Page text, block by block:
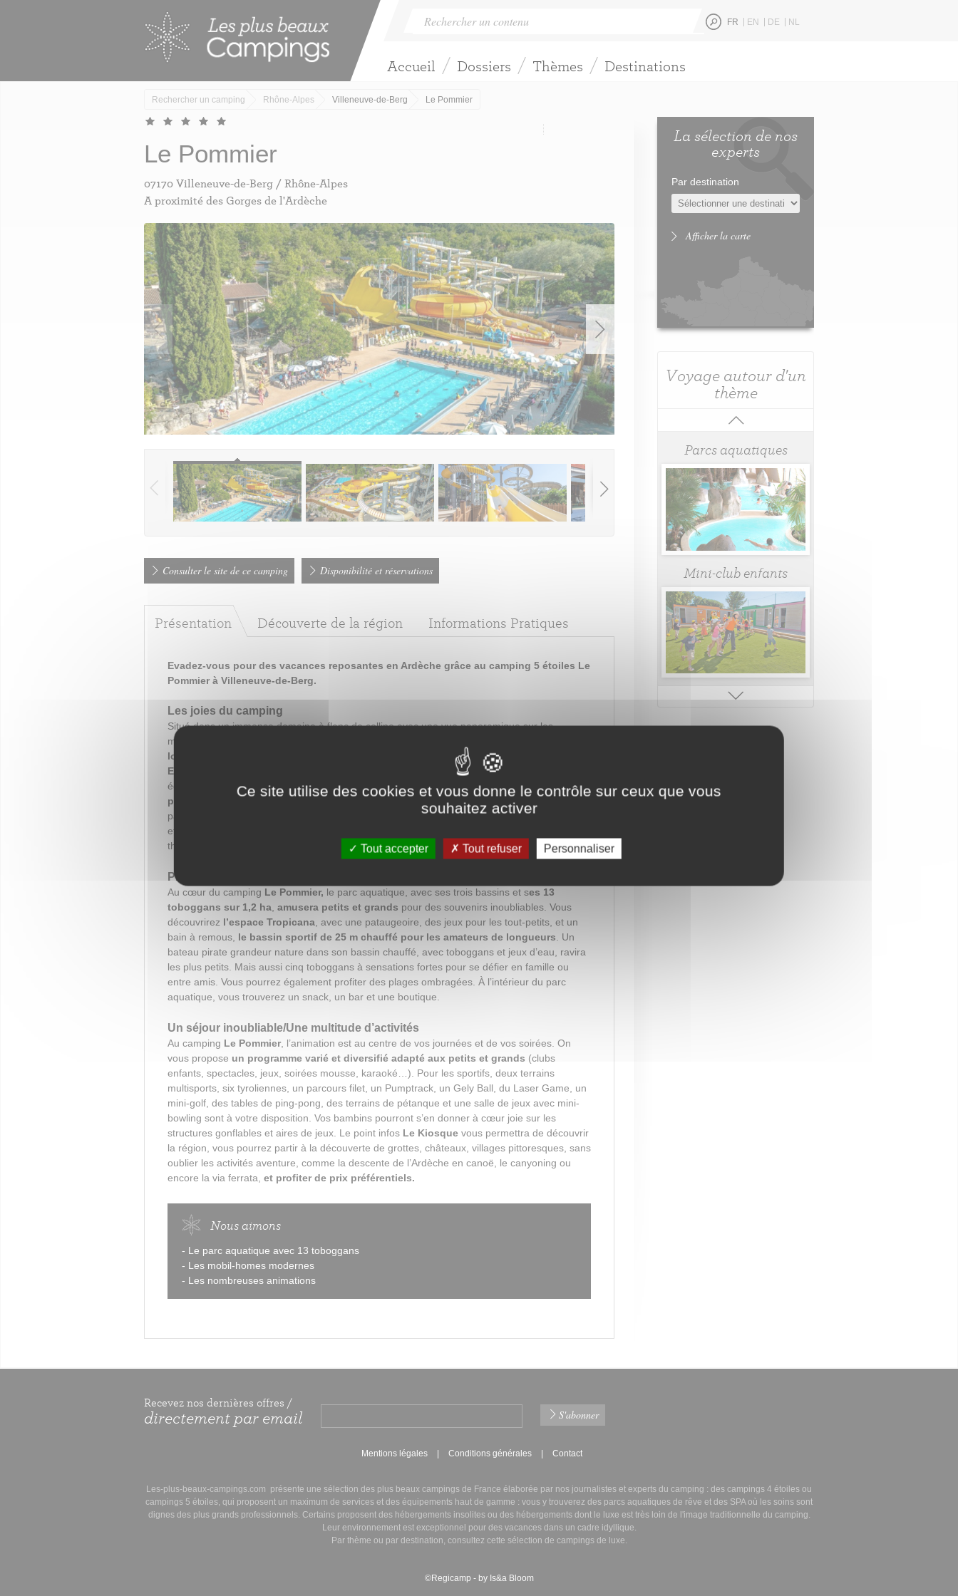
FR EN DE NL
Accueil Dossiers Thèmes Destinations
Rechercher un camping Rhône-Alpes Villeneuve-de-Berg Le Pommier
Le Pommier
07170 Villeneuve-de-Berg / Rhône-Alpes
A proximité des Gorges de l'Ardèche
Consulter le site de ce camping Disponibilité et réservations
Présentation Découverte de la région Informations Pratiques
Evadez-vous pour des vacances reposantes en Ardèche grâce au camping 5 étoiles Le
Pommier à Villeneuve-de-Berg.
Les joies du camping
Situé dans un immense domaine à flanc de colline avec une vue panoramique sur les
montagnes, le camping
locations haut de gamme et modernes
, dont les mobil-homes de la gamme Ciela
Exception
avec spa privatif, ou encore ses emplacements, vous bénéficiez d'un confort sans
égal pour votre séjour en Ardèche. Dans les différents restaurants du camping, dontune
pizzeria
, vous pourrez déguster des plats succulents et profiter en même temps d’un
panorama unique sur la vallée du Coiron. Prolongez la soirée dans un des bars du camping
et profitez de
thème et spectacles tout l'été.
Profiter du parc aquatique
Au cœur du camping Le Pommier, le parc aquatique, avec ses trois bassins et ses 13
toboggans sur 1,2 ha amusera petits et grands pour des souvenirs inoubliables. Vous
découvrirez l’espace Tropicana , avec une pataugeoire, des jeux pour les tout-petits, et un
bain à remous, le bassin sportif de 25 m chauffé pour les amateurs de longueurs . Un
bateau pirate grandeur nature dans son bassin chauffé, avec toboggans et jeux d’eau, ravira
les plus petits. Mais aussi cinq toboggans à sensations fortes pour se défier en famille ou
entre amis. Vous pourrez également profiter des plages ombragées. À l’intérieur du parc
aquatique, vous trouverez un snack, un bar et une boutique.
Un séjour inoubliable/Une multitude d’activités
Au camping Le Pommier, l’animation est au centre de vos journées et de vos soirées. On
vous propose un programme varié et diversifié adapté aux petits et grands (clubs
enfants, spectacles, jeux, soirées mousse, karaoké…). Pour les sportifs, deux terrains
multisports, six tyroliennes, un parcours filet, un Pumptrack, un Gely Ball, du Laser Game, un
mini-golf, des tables de ping-pong, des terrains de pétanque et une salle de jeux avec mini-
bowling sont à votre disposition. Vos bambins pourront s’en donner à cœur joie sur les
structures gonflables et aires de jeux. Le point infos Le Kiosque vous permettra de découvrir
la région, vous pourrez partir à la découverte de grottes, châteaux, villages pittoresques, sans
oublier les activités aventure, comme la descente de l’Ardèche en canoë, le canyoning ou
encore la via ferrata, et profiter de prix préférentiels.
Nous aimons
- Le parc aquatique avec 13 toboggans
- Les mobil-homes modernes
- Les nombreuses animations
La sélection de nos
experts
Par destination
Afficher la carte
Voyage autour d'un
thème
Parcs aquatiques
Mini-club enfants
Campings de charme
Recevez nos dernières offres /
directement par email
Mentions légales Conditions générales Contact
Les-plus-beaux-campings.com présente une sélection des plus beaux campings de France élaborée par nos journalistes et experts du camping : des campings 4 étoiles ou
campings 5 étoiles , qui proposent un maximum de services et des équipements haut de gamme : vous y trouverez des parcs aquatiques de rêve et des SPAoù les soins sont
dignes des plus grands professionnels. Certains proposent des hébergements insolitesou des hébergements dont le luxe est très loin de l'image traditionnelle du camping.
Leur environnement est exceptionnel pour des vacances dans un cadre idyllique.
Par thème ou par destination, consultez cette sélection de campings de luxe.
©Regicamp - by Is&a Bloom
Ce site utilise des cookies et vous donne le contrôle sur ceux que vous
souhaitez activer
Tout accepter Tout refuser Personnaliser